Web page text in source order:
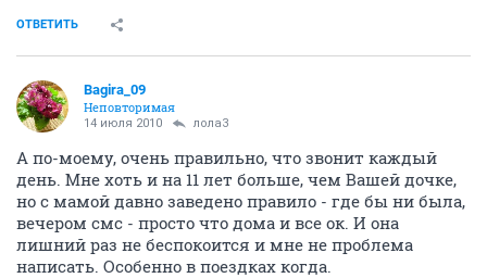
ОТВЕТИТЬ
Bagira_09
Неповторимая
14 июля 2010 лола3
А по-моему, очень правильно, что звонит каждый
день. Мне хоть и на 11 лет больше, чем Вашей дочке,
но с мамой давно заведено правило - где бы ни была,
вечером смс - просто что дома и все ок. И она
лишний раз не беспокоится и мне не проблема
написать. Особенно в поездках когда.